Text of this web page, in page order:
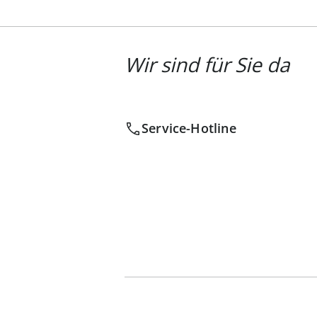
Wir sind für Sie da
Service-Hotline